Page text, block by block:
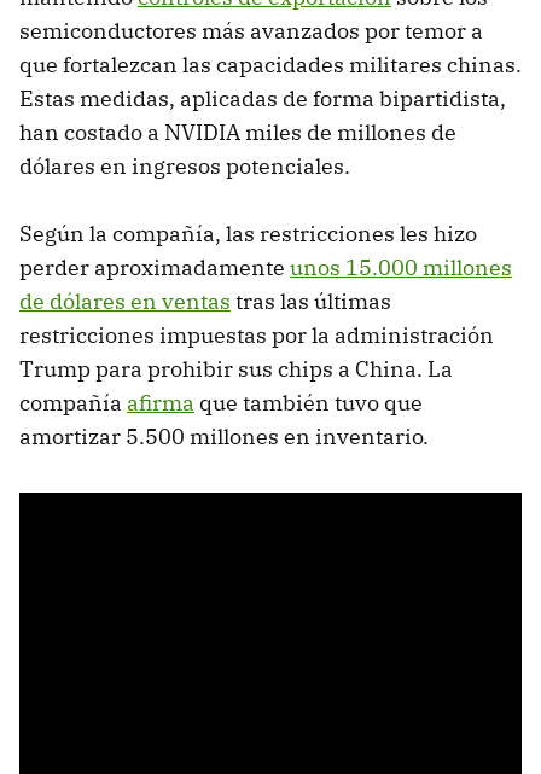
semiconductores más avanzados por temor a
que fortalezcan las capacidades militares chinas.
Estas medidas, aplicadas de forma bipartidista,
han costado a NVIDIA miles de millones de
dólares en ingresos potenciales.
Según la compañía, las restricciones les hizo
perder aproximadamente unos 15.000 millones
de dólares en ventas tras las últimas
restricciones impuestas por la administración
Trump para prohibir sus chips a China. La
compañía afirma que también tuvo que
amortizar 5.500 millones en inventario.